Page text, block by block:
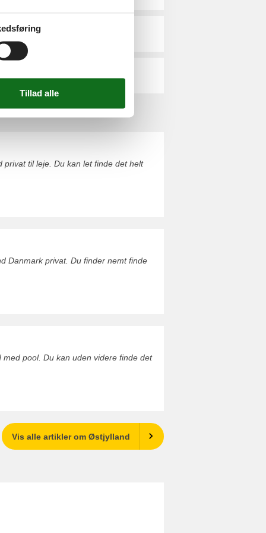
Øster Hurup
til leje. Du kan let finde det helt
Danmark privat. Du finder nemt finde
pool. Du kan uden videre finde det
Vis alle artikler om Østjylland